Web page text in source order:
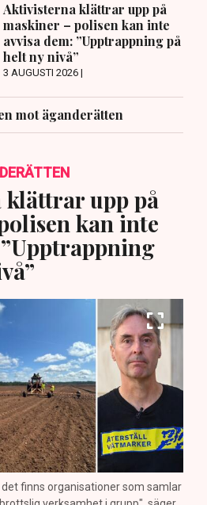
Aktivisterna klättrar upp på
maskiner – polisen kan inte
avvisa dem: ”Upptrappning på
helt ny nivå”
3 AUGUSTI 2026 |
mot äganderätten
upp på
kan inte
finns organisationer som samlar